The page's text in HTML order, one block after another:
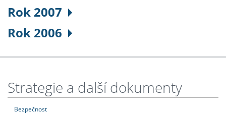
Rok 2007
Rok 2006
Strategie a další dokumenty
Bezpečnost